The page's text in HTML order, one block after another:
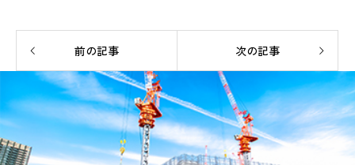
前の記事 次の記事